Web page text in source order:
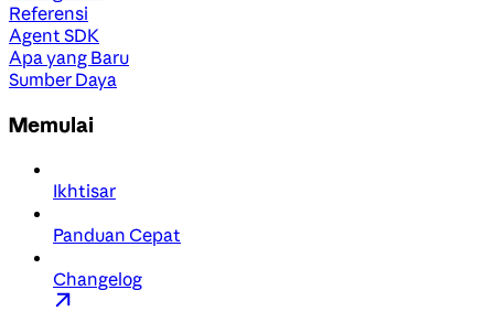
Referensi
Agent SDK
Apa yang Baru
Sumber Daya
Memulai
Ikhtisar
Panduan Cepat
Changelog